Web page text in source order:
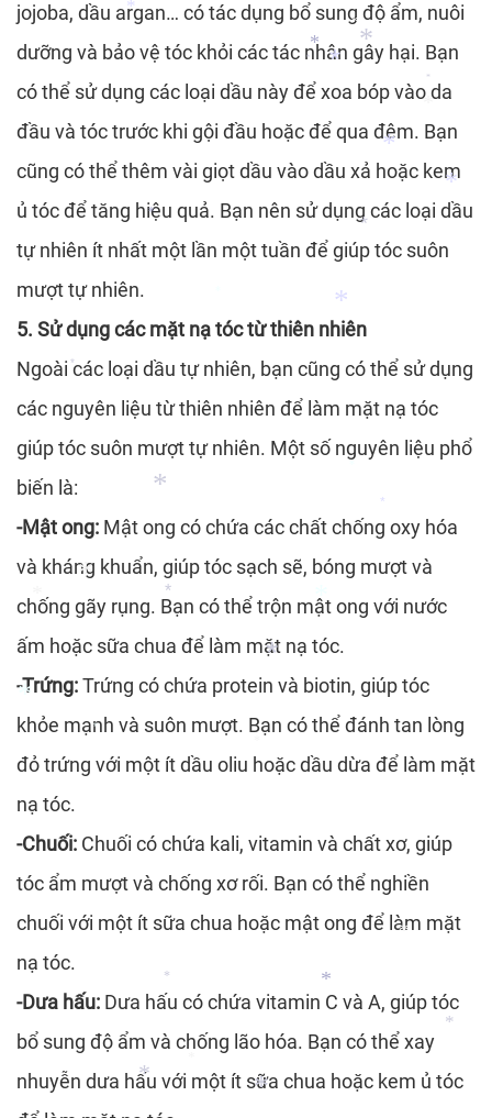
*
*
*
*
*
*
*
*
*
*
*
*
*
*
*
*
*
* *
*
*
*
jojoba, dầu argan… có tác dụng bổ sung độ ẩm, nuôi
dưỡng và bảo vệ tóc khỏi các tác nhân gây hại. Bạn
có thể sử dụng các loại dầu này để xoa bóp vào da
đầu và tóc trước khi gội đầu hoặc để qua đêm. Bạn
cũng có thể thêm vài giọt dầu vào dầu xả hoặc kem
ủ tóc để tăng hiệu quả. Bạn nên sử dụng các loại dầu
tự nhiên ít nhất một lần một tuần để giúp tóc suôn
mượt tự nhiên.
5. Sử dụng các mặt nạ tóc từ thiên nhiên
Ngoài các loại dầu tự nhiên, bạn cũng có thể sử dụng
các nguyên liệu từ thiên nhiên để làm mặt nạ tóc
giúp tóc suôn mượt tự nhiên. Một số nguyên liệu phổ
biến là:
-Mật ong: Mật ong có chứa các chất chống oxy hóa
và kháng khuẩn, giúp tóc sạch sẽ, bóng mượt và
chống gãy rụng. Bạn có thể trộn mật ong với nước
ấm hoặc sữa chua để làm mặt nạ tóc.
-Trứng:Trứng có chứa protein và biotin, giúp tóc
khỏe mạnh và suôn mượt. Bạn có thể đánh tan lòng
đỏ trứng với một ít dầu oliu hoặc dầu dừa để làm mặt
nạ tóc.
-Chuối: Chuối có chứa kali, vitamin và chất xơ, giúp
tóc ẩm mượt và chống xơ rối. Bạn có thể nghiền
chuối với một ít sữa chua hoặc mật ong để làm mặt
nạ tóc.
-Dưa hấu: Dưa hấu có chứa vitamin C và A, giúp tóc
bổ sung độ ẩm và chống lão hóa. Bạn có thể xay
nhuyễn dưa hấu với một ít sữa chua hoặc kem ủ tóc